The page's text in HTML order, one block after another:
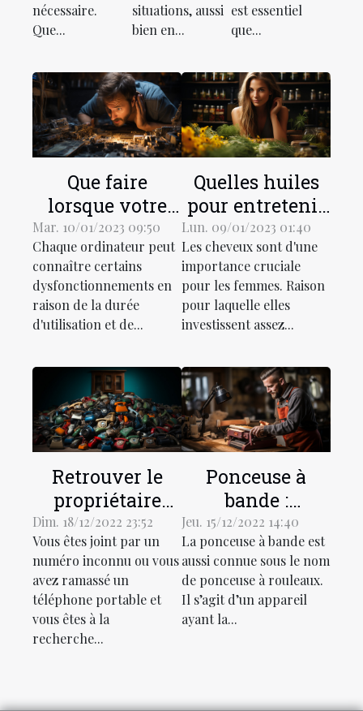
nécessaire.
Que...
situations, aussi
bien en...
est essentiel
que...
Que faire
lorsque votre
ordinateur est
lent?
Mar. 10/01/2023 09:50
Chaque ordinateur peut
connaître certains
dysfonctionnements en
raison de la durée
d'utilisation et de...
Quelles huiles
pour entretenir
les cheveux fins
et ceux qui sont
secs ?
Lun. 09/01/2023 01:40
Les cheveux sont d'une
importance cruciale
pour les femmes. Raison
pour laquelle elles
investissent assez...
Retrouver le
propriétaire
d'un numéro de
téléphone :
comment
procéder ?
Dim. 18/12/2022 23:52
Vous êtes joint par un
numéro inconnu ou vous
avez ramassé un
téléphone portable et
vous êtes à la
recherche...
Ponceuse à
bande :
comment bien
la choisir ?
Jeu. 15/12/2022 14:40
La ponceuse à bande est
aussi connue sous le nom
de ponceuse à rouleaux.
Il s’agit d’un appareil
ayant la...